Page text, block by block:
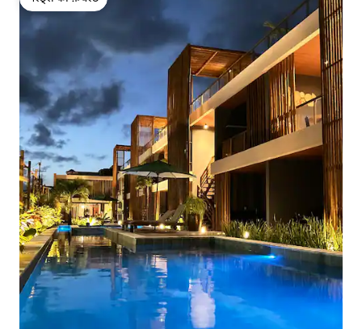
गेस्ट्स की फ़ेवरेट